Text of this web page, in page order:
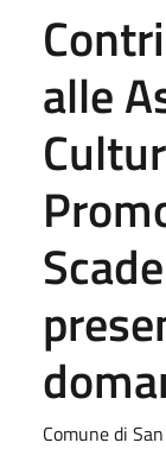
alle
Comune di